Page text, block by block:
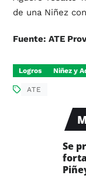
de una Niñez
Fuente: ATE
Logros Niñez y
ATE
Se